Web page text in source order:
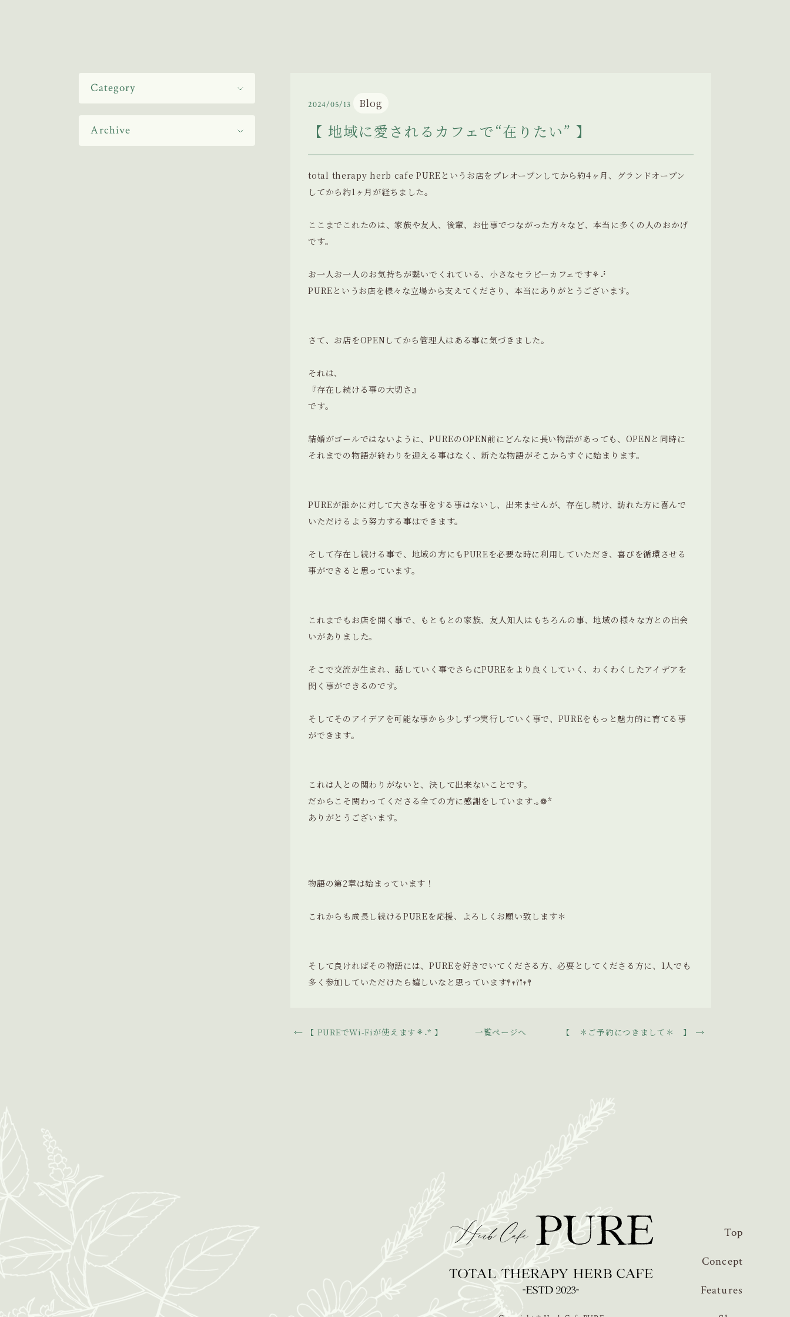
2024/05/13 Blog
【 地域に愛されるカフェで“在りたい” 】
total therapy herb cafe PUREというお店をプレオープンしてから約4ヶ月、グランドオープン
してから約1ヶ月が経ちました。
ここまでこれたのは、家族や友人、後輩、お仕事でつながった方々など、本当に多くの人のおかげ
です。
お一人お一人のお気持ちが繋いでくれている、小さなセラピーカフェです⚘⠜
PUREというお店を様々な立場から支えてくださり、本当にありがとうございます。
さて、お店をOPENしてから管理人はある事に気づきました。
それは、
『存在し続ける事の大切さ』
です。
結婚がゴールではないように、PUREのOPEN前にどんなに長い物語があっても、OPENと同時に
それまでの物語が終わりを迎える事はなく、新たな物語がそこからすぐに始まります。
PUREが誰かに対して大きな事をする事はないし、出来ませんが、存在し続け、訪れた方に喜んで
いただけるよう努力する事はできます。
そして存在し続ける事で、地域の方にもPUREを必要な時に利用していただき、喜びを循環させる
事ができると思っています。
これまでもお店を開く事で、もともとの家族、友人知人はもちろんの事、地域の様々な方との出会
いがありました。
そこで交流が生まれ、話していく事でさらにPUREをより良くしていく、わくわくしたアイデアを
閃く事ができるのです。
そしてそのアイデアを可能な事から少しずつ実行していく事で、PUREをもっと魅力的に育てる事
ができます。
これは人との関わりがないと、決して出来ないことです。
だからこそ関わってくださる全ての方に感謝をしています.｡❁*
ありがとうございます。
物語の第2章は始まっています！
これからも成長し続けるPUREを応援、よろしくお願い致します＊
そして良ければその物語には、PUREを好きでいてくださる方、必要としてくださる方に、1人でも
多く参加していただけたら嬉しいなと思っています𖤣𖥧𖥣𖡡𖥧𖤣
【 PUREでWi-Fiが使えます⚘˖* 】 一覧ページへ 【 ＊ご予約につきまして＊ 】
Category
Archive
Top
Concept
Features